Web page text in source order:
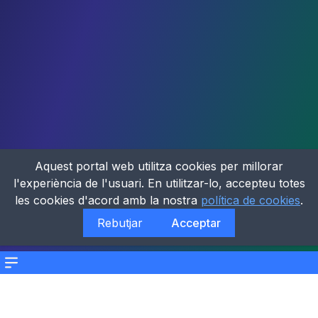
Menu
Aquest portal web utilitza cookies per millorar
l'experiència de l'usuari. En utilitzar-lo, accepteu totes
les cookies d'acord amb la nostra política de cookies.
Rebutjar
Acceptar